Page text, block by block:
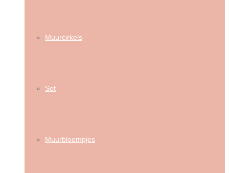
Muurcirkels
Set
Muurbloempjes